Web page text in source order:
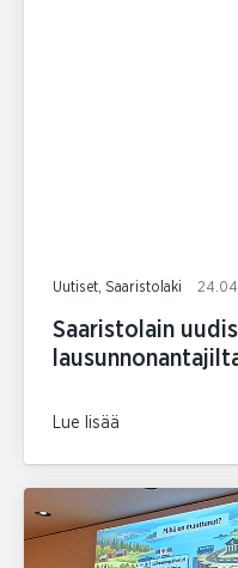
Uutiset, Saaristolaki
Saaristolain
Lue lisää